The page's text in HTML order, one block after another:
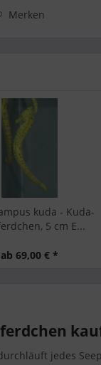
Merken
comes - Tiger-
10 cm...
ab 119,00 € *
jedes